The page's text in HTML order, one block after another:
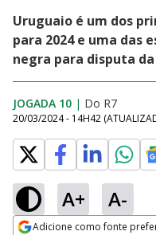
Uruguaio é um dos
para 2024 e uma das
negra para disputa
JOGADA 10 | Do R7
20/03/2024 - 14H42
A+ A-
Adicione como fonte